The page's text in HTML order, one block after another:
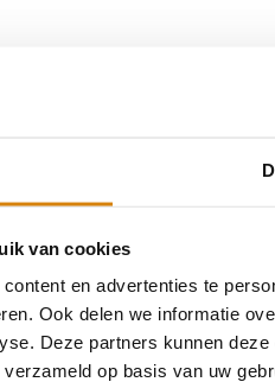
van cookies
en advertenties te
Ook delen we informatie
Deze partners kunnen
op basis van uw
(uitwendige...
Word een